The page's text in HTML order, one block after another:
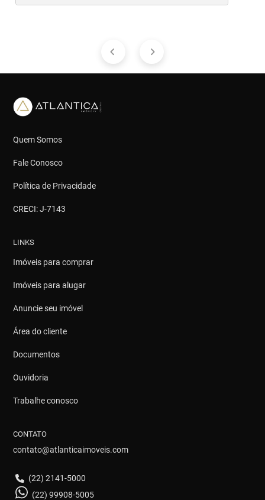
Quem Somos
Fale Conosco
Política de Privacidade
CRECI: J-7143
LINKS
Imóveis para comprar
Imóveis para alugar
Anuncie seu imóvel
Área do cliente
Documentos
Ouvidoria
Trabalhe conosco
CONTATO
contato@atlanticaimoveis.com
(22) 2141-5000
(22) 99908-5005